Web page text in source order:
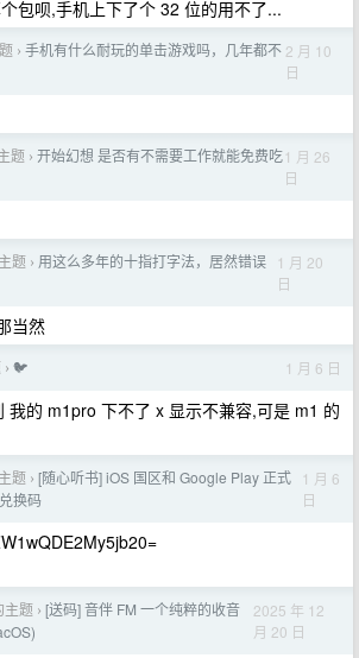
包呗,手机上下了个 32 位的用不了...
› 手机有什么耐玩的单击游戏吗，几年都不 2 月 10
日
题 › 开始幻想 是否有不需要工作就能免费吃1 月 26
日
题 › 用这么多年的十指打字法，居然错误
1 月 20
日
当然
› 🐦 1 月 6 日
我的 m1pro 下不了 x 显示不兼容,可是 m1 的
题 › [随心听书] iOS 国区和 Google Play 正式
换码
1 月 6
日
主题 › [送码] 音伴 FM 一个纯粹的收音
2025 年 12
月 20 日